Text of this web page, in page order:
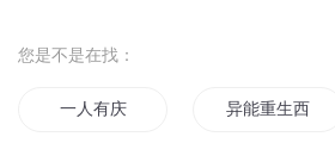
您是不是在找：
一人有庆 异能重生西门庆